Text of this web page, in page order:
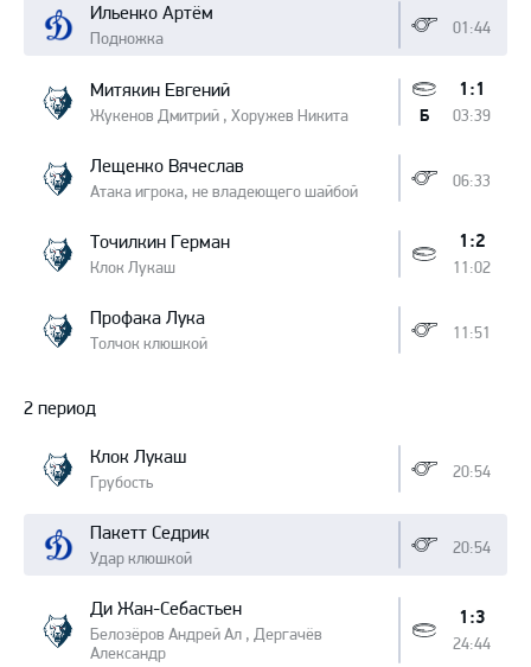
Ильенко Артём
Подножка
01:44
Митякин Евгений
Жукенов Дмитрий , Хоружев Никита
1:1
03:39
Б
Лещенко Вячеслав
Атака игрока, не владеющего шайбой
06:33
Точилкин Герман
Клок Лукаш
1:2
11:02
Профака Лука
Толчок клюшкой
11:51
2 период
Клок Лукаш
Грубость
20:54
Пакетт Седрик
Удар клюшкой
20:54
Ди Жан-Себастьен
Белозёров Андрей Ал , Дергачёв
Александр
1:3
24:44